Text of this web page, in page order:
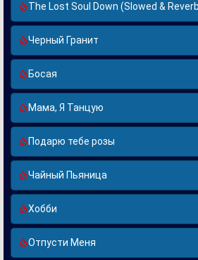
The Lost Soul Down (Slowed &
Черный Гранит
Босая
Мама, Я Танцую
Подарю тебе розы
Чайный Пьяница
Хобби
Отпусти Меня